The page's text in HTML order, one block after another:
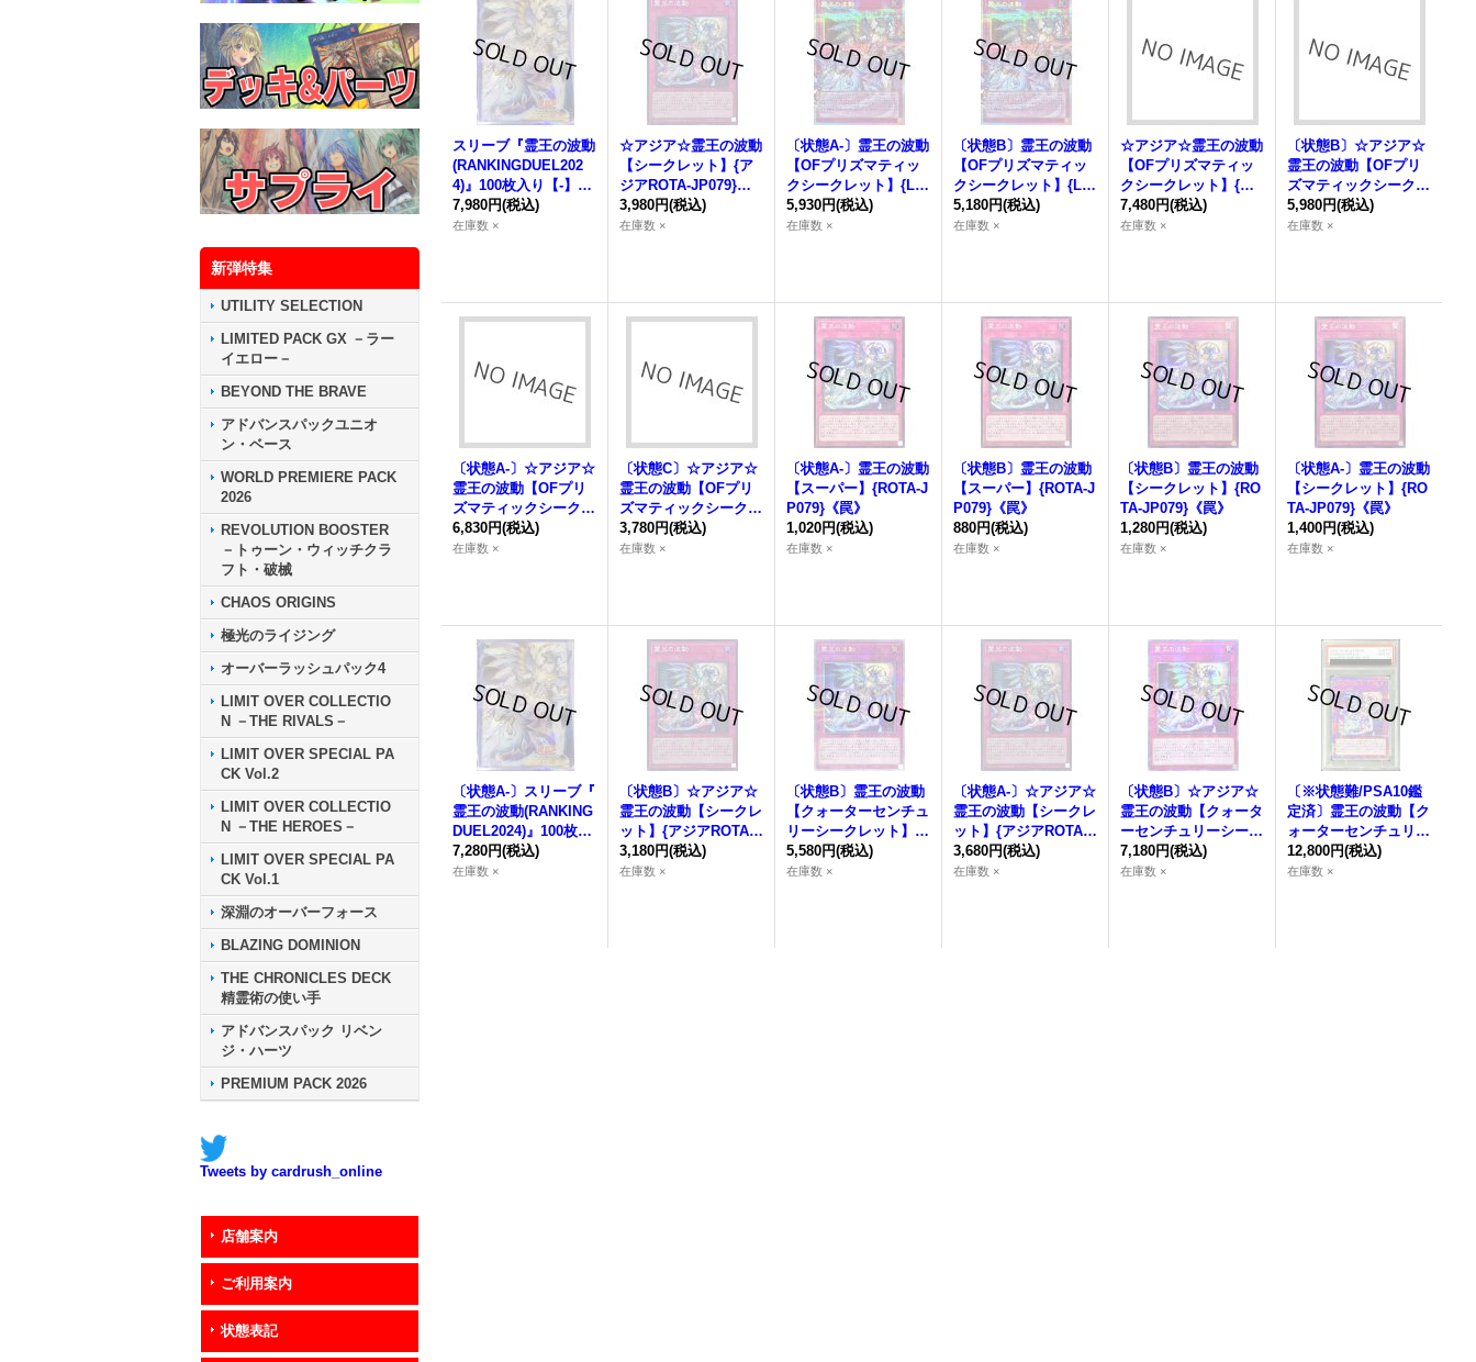
新弾特集
UTILITY SELECTION
LIMITED PACK GX －ラー
イエロー－
BEYOND THE BRAVE
アドバンスパックユニオ
ン・ベース
WORLD PREMIERE PACK
2026
REVOLUTION BOOSTER
－トゥーン・ウィッチクラ
フト・破械
CHAOS ORIGINS
極光のライジング
オーバーラッシュパック4
LIMIT OVER COLLECTIO
N －THE RIVALS－
LIMIT OVER SPECIAL PA
CK Vol.2
LIMIT OVER COLLECTIO
N －THE HEROES－
LIMIT OVER SPECIAL PA
CK Vol.1
深淵のオーバーフォース
BLAZING DOMINION
THE CHRONICLES DECK
精霊術の使い手
アドバンスパック リベン
ジ・ハーツ
PREMIUM PACK 2026
Tweets by cardrush_online
店舗案内
ご利用案内
状態表記
スリーブ『霊王の波動
(RANKINGDUEL202
4)』100枚入り【-】{-}
《スリーブ》
7,980円(税込)
在庫数 ×
☆アジア☆霊王の波動
【シークレット】{ア
ジアROTA-JP079}
《罠》
3,980円(税込)
在庫数 ×
〔状態A-〕 霊王の波動
【OFプリズマティッ
クシークレット】{LO
SP-JP020}《罠》
5,930円(税込)
在庫数 ×
〔状態B〕 霊王の波動
【OFプリズマティッ
クシークレット】{LO
SP-JP020}《罠》
5,180円(税込)
在庫数 ×
☆アジア☆霊王の波動
【OFプリズマティッ
クシークレット】{ア
ジアLOSP-JP020}
《罠》
7,480円(税込)
在庫数 ×
〔状態B〕☆アジア☆
霊王の波動 【OFプリ
ズマティックシークレ
ット】{アジアLOSP-J
P020}《罠》
5,980円(税込)
在庫数 ×
〔状態A-〕☆アジア☆
霊王の波動 【OFプリ
ズマティックシークレ
ット】{アジアLOSP-J
P020}《罠》
6,830円(税込)
在庫数 ×
〔状態C〕☆アジア☆
霊王の波動 【OFプリ
ズマティックシークレ
ット】{アジアLOSP-J
P020}《罠》
3,780円(税込)
在庫数 ×
〔状態A-〕 霊王の波動
【スーパー】{ROTA-J
P079}《罠》
1,020円(税込)
在庫数 ×
〔状態B〕 霊王の波動
【スーパー】{ROTA-J
P079}《罠》
880円(税込)
在庫数 ×
〔状態B〕 霊王の波動
【シークレット】{RO
TA-JP079}《罠》
1,280円(税込)
在庫数 ×
〔状態A-〕 霊王の波動
【シークレット】{RO
TA-JP079}《罠》
1,400円(税込)
在庫数 ×
〔状態A-〕スリーブ『
霊王の波動(RANKING
DUEL2024)』100枚入
り【-】{-}《スリー
ブ》
7,280円(税込)
在庫数 ×
〔状態B〕☆アジア☆
霊王の波動 【シークレ
ット】{アジアROTA-J
P079}《罠》
3,180円(税込)
在庫数 ×
〔状態B〕 霊王の波動
【クォーターセンチュ
リーシークレット】{R
OTA-JP079}《罠》
5,580円(税込)
在庫数 ×
〔状態A-〕☆アジア☆
霊王の波動 【シークレ
ット】{アジアROTA-J
P079}《罠》
3,680円(税込)
在庫数 ×
〔状態B〕☆アジア☆
霊王の波動 【クォータ
ーセンチュリーシーク
レット】{アジアROTA
-JP079}《罠》
7,180円(税込)
在庫数 ×
〔※状態難/PSA10鑑
定済〕 霊王の波動 【ク
ォーターセンチュリー
シークレット】{ROTA
-JP079}《罠》
12,800円(税込)
在庫数 ×